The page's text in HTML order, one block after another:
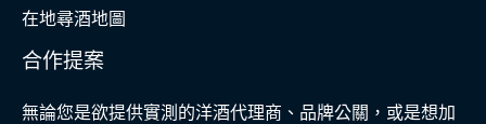
在地尋酒地圖
合作提案
無論您是欲提供實測的洋酒代理商、品牌公關，或是想加